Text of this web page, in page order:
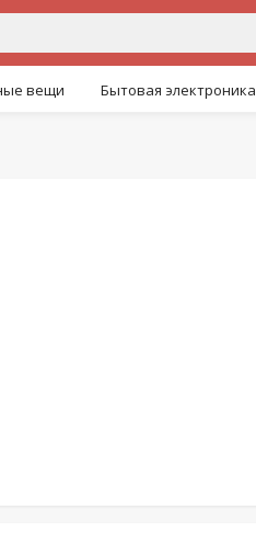
вещи Бытовая электроника